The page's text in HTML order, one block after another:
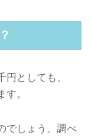
としても、
。
でしょう。調べ